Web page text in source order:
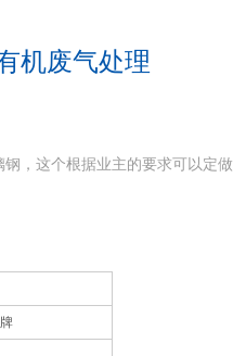
机废气处理
，这个根据业主的要求可以定做